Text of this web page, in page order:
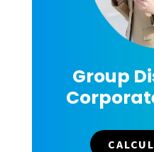
Group